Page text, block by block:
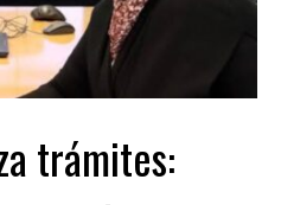
trámites: